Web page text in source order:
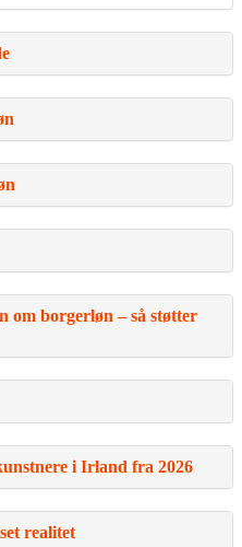
om borgerløn – så støtter
i Irland fra 2026
realitet